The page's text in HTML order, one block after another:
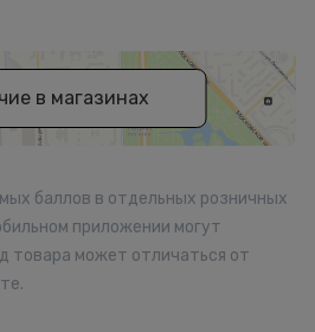
в магазинах
баллов в отдельных розничных
приложении могут
товара может отличаться от